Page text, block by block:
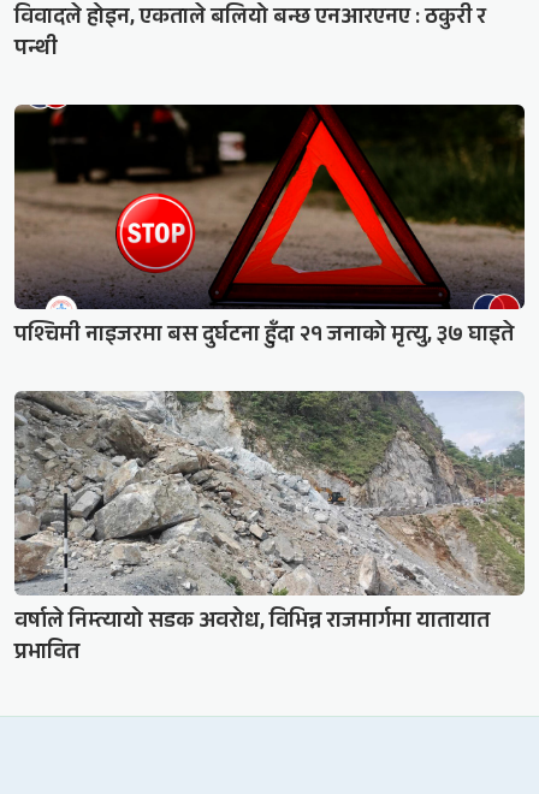
विवादले होइन, एकताले बलियो बन्छ एनआरएनए : ठकुरी र
पन्थी
पश्चिमी नाइजरमा बस दुर्घटना हुँदा २१ जनाको मृत्यु, ३७ घाइते
वर्षाले निम्त्यायो सडक अवरोध, विभिन्न राजमार्गमा यातायात
प्रभावित